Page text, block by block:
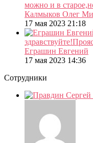
можно и в
Калмыков Олег
17 мая 2023 21:18
Еграшин Евгений
17 мая 2023 14:36
Сотрудники